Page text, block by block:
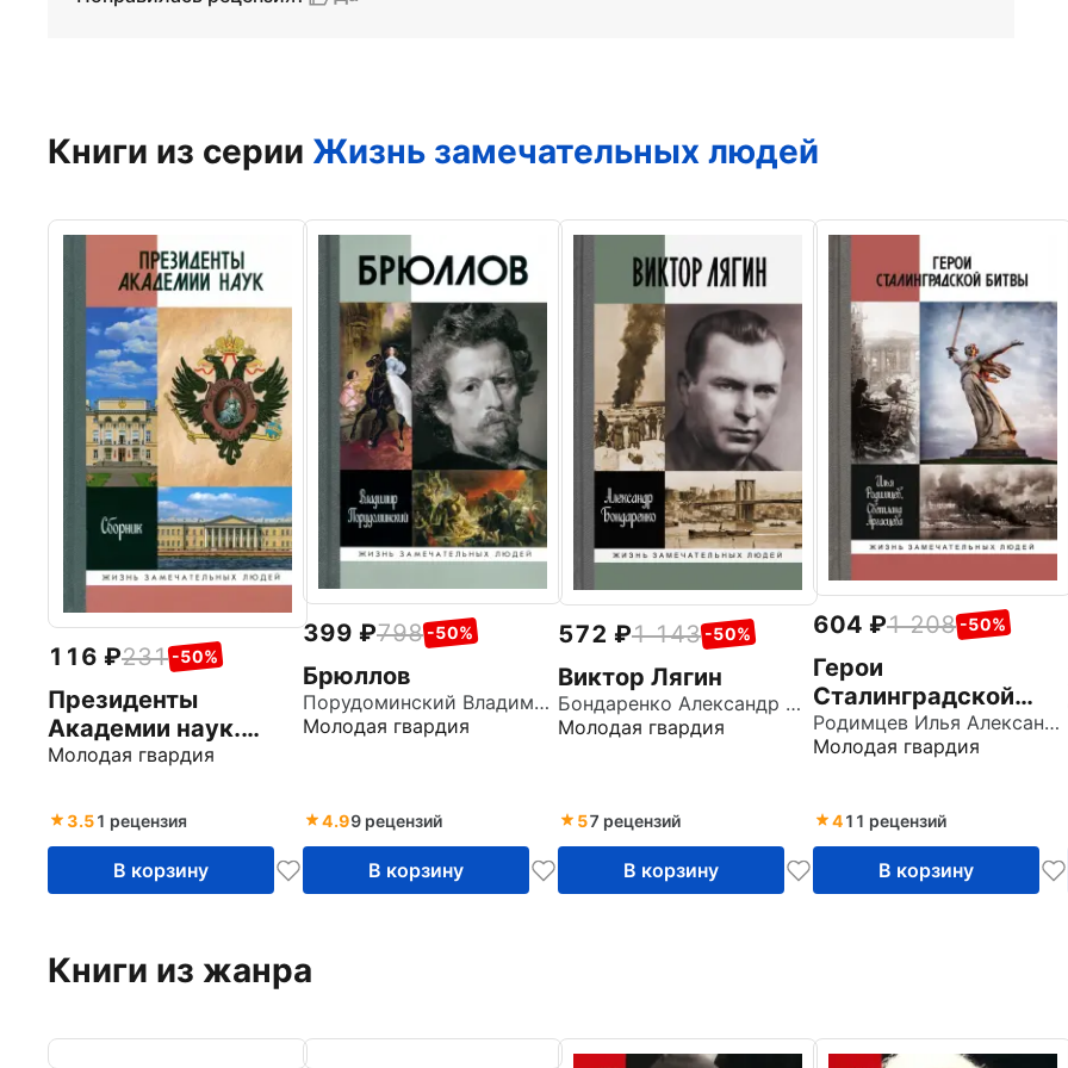
Книги из серии Жизнь замечательных людей
116 231 -50%
Президенты
Академии наук.
Сборник
Молодая гвардия
3.51 рецензия
В корзину
399 798 -50%
Брюллов
Порудоминский Владимир Ильич
Молодая гвардия
4.99 рецензий
В корзину
572 1 143 -50%
Виктор Лягин
Бондаренко Александр Юльевич
Молодая гвардия
57 рецензий
В корзину
604 1 208 -50%
Герои
Сталинградской
битвы
Родимцев Илья Александрович
Молодая гвардия
411 рецензий
В корзину
Книги из жанра